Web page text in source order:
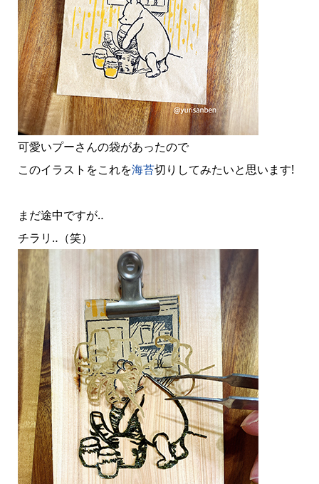
可愛いプーさんの袋があったので
このイラストをこれを海苔切りしてみたいと思います!
まだ途中ですが‥
チラリ‥（笑）